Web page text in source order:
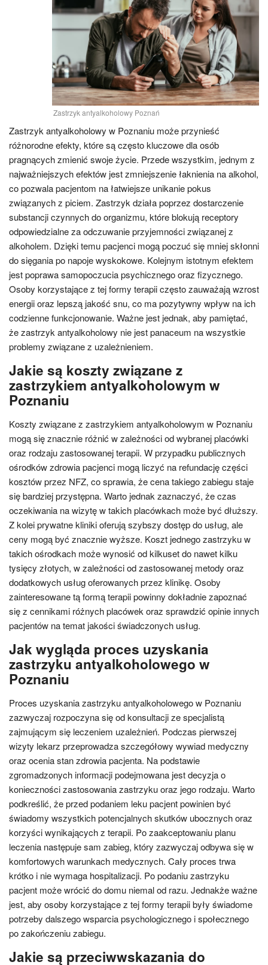
Zastrzyk antyalkoholowy Poznań
Zastrzyk antyalkoholowy w Poznaniu może przynieść
różnorodne efekty, które są często kluczowe dla osób
pragnących zmienić swoje życie. Przede wszystkim, jednym z
najważniejszych efektów jest zmniejszenie łaknienia na alkohol,
co pozwala pacjentom na łatwiejsze unikanie pokus
związanych z piciem. Zastrzyk działa poprzez dostarczenie
substancji czynnych do organizmu, które blokują receptory
odpowiedzialne za odczuwanie przyjemności związanej z
alkoholem. Dzięki temu pacjenci mogą poczuć się mniej skłonni
do sięgania po napoje wyskokowe. Kolejnym istotnym efektem
jest poprawa samopoczucia psychicznego oraz fizycznego.
Osoby korzystające z tej formy terapii często zauważają wzrost
energii oraz lepszą jakość snu, co ma pozytywny wpływ na ich
codzienne funkcjonowanie. Ważne jest jednak, aby pamiętać,
że zastrzyk antyalkoholowy nie jest panaceum na wszystkie
problemy związane z uzależnieniem.
Jakie są koszty związane z
zastrzykiem antyalkoholowym w
Poznaniu
Koszty związane z zastrzykiem antyalkoholowym w Poznaniu
mogą się znacznie różnić w zależności od wybranej placówki
oraz rodzaju zastosowanej terapii. W przypadku publicznych
ośrodków zdrowia pacjenci mogą liczyć na refundację części
kosztów przez NFZ, co sprawia, że cena takiego zabiegu staje
się bardziej przystępna. Warto jednak zaznaczyć, że czas
oczekiwania na wizytę w takich placówkach może być dłuższy.
Z kolei prywatne kliniki oferują szybszy dostęp do usług, ale
ceny mogą być znacznie wyższe. Koszt jednego zastrzyku w
takich ośrodkach może wynosić od kilkuset do nawet kilku
tysięcy złotych, w zależności od zastosowanej metody oraz
dodatkowych usług oferowanych przez klinikę. Osoby
zainteresowane tą formą terapii powinny dokładnie zapoznać
się z cennikami różnych placówek oraz sprawdzić opinie innych
pacjentów na temat jakości świadczonych usług.
Jak wygląda proces uzyskania
zastrzyku antyalkoholowego w
Poznaniu
Proces uzyskania zastrzyku antyalkoholowego w Poznaniu
zazwyczaj rozpoczyna się od konsultacji ze specjalistą
zajmującym się leczeniem uzależnień. Podczas pierwszej
wizyty lekarz przeprowadza szczegółowy wywiad medyczny
oraz ocenia stan zdrowia pacjenta. Na podstawie
zgromadzonych informacji podejmowana jest decyzja o
konieczności zastosowania zastrzyku oraz jego rodzaju. Warto
podkreślić, że przed podaniem leku pacjent powinien być
świadomy wszystkich potencjalnych skutków ubocznych oraz
korzyści wynikających z terapii. Po zaakceptowaniu planu
leczenia następuje sam zabieg, który zazwyczaj odbywa się w
komfortowych warunkach medycznych. Cały proces trwa
krótko i nie wymaga hospitalizacji. Po podaniu zastrzyku
pacjent może wrócić do domu niemal od razu. Jednakże ważne
jest, aby osoby korzystające z tej formy terapii były świadome
potrzeby dalszego wsparcia psychologicznego i społecznego
po zakończeniu zabiegu.
Jakie są przeciwwskazania do